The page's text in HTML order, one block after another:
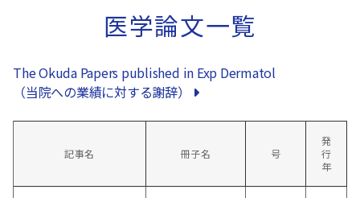
医学論文一覧
The Okuda Papers published in Exp Dermatol
（当院への業績に対する謝辞）
記事名 冊子名 号
発
行
年